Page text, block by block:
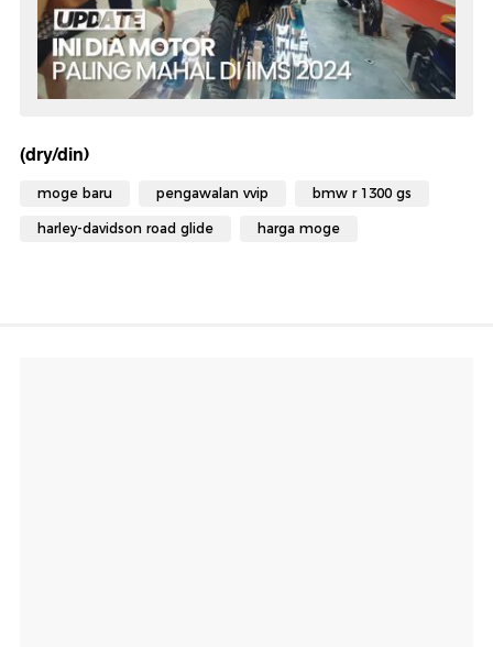
(dry/din)
moge baru pengawalan vvip bmw r 1300 gs
harley-davidson road glide harga moge